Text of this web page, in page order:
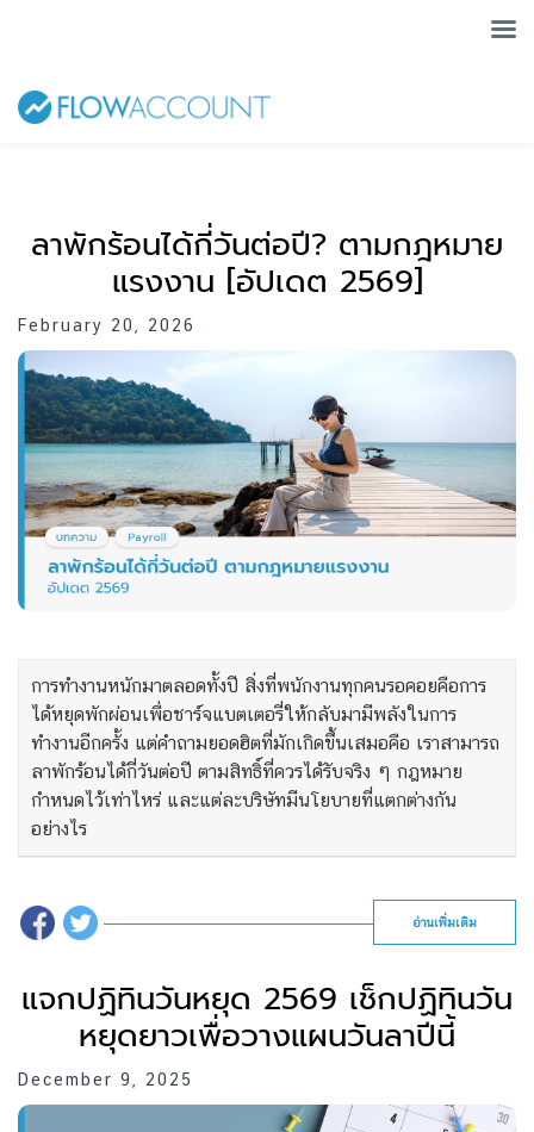
ลาพักร้อนได้กี่วันต่อปี? ตามกฎหมาย
แรงงาน [อัปเดต 2569]
February 20, 2026
การทำงานหนักมาตลอดทั้งปี สิ่งที่พนักงานทุกคนรอคอยคือการ
ได้หยุดพักผ่อนเพื่อชาร์จแบตเตอรี่ให้กลับมามีพลังในการ
ทำงานอีกครั้ง แต่คำถามยอดฮิตที่มักเกิดขึ้นเสมอคือ เราสามารถ
ลาพักร้อนได้กี่วันต่อปี ตามสิทธิ์ที่ควรได้รับจริง ๆ กฎหมาย
กำหนดไว้เท่าไหร่ และแต่ละบริษัทมีนโยบายที่แตกต่างกัน
อย่างไร
อ่านเพิ่มเติม
แจกปฏิทินวันหยุด 2569 เช็กปฏิทินวัน
หยุดยาวเพื่อวางแผนวันลาปีนี้
December 9, 2025